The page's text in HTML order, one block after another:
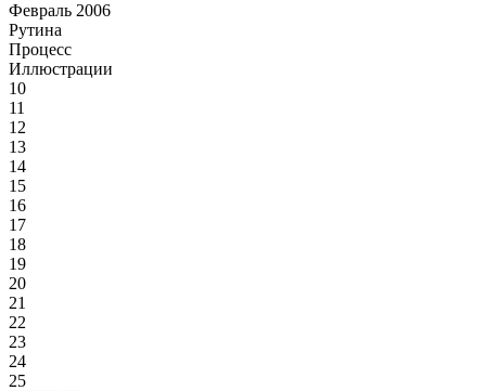
Февраль 2006
Рутина
Процесс
Иллюстрации
10
11
12
13
14
15
16
17
18
19
20
21
22
23
24
25